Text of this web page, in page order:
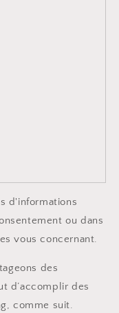
d'informations
ou dans
vous concernant.
des
d’accomplir des
comme suit.